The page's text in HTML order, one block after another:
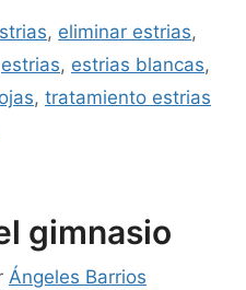
, eliminar estrias,
estrias, estrias blancas,
, tratamiento estrias
gimnasio
Ángeles Barrios